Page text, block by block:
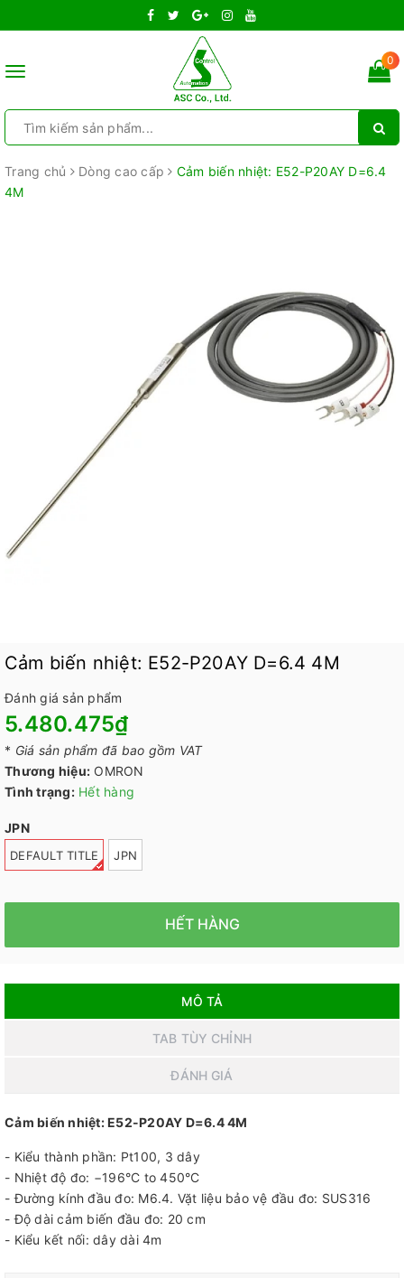
Toggle
0
Trang chủ Dòng cao cấp
Cảm biến nhiệt: E52-P20AY D=6.4
4M
Cảm biến nhiệt: E52-P20AY D=6.4 4M
Đánh giá sản phẩm
5.480.475₫
* Giá sản phẩm đã bao gồm VAT
Thương hiệu: OMRON
Tình trạng: Hết hàng
JPN
DEFAULT TITLE JPN
HẾT HÀNG
MÔ TẢ
TAB TÙY CHỈNH
ĐÁNH GIÁ
Cảm biến nhiệt: E52-P20AY D=6.4 4M
- Kiểu thành phần: Pt100, 3 dây
- Nhiệt độ đo: −196°C to 450°C
- Đường kính đầu đo: M6.4. Vặt liệu bảo vệ đầu đo: SUS316
- Độ dài cảm biến đầu đo: 20 cm
- Kiểu kết nối: dây dài 4m